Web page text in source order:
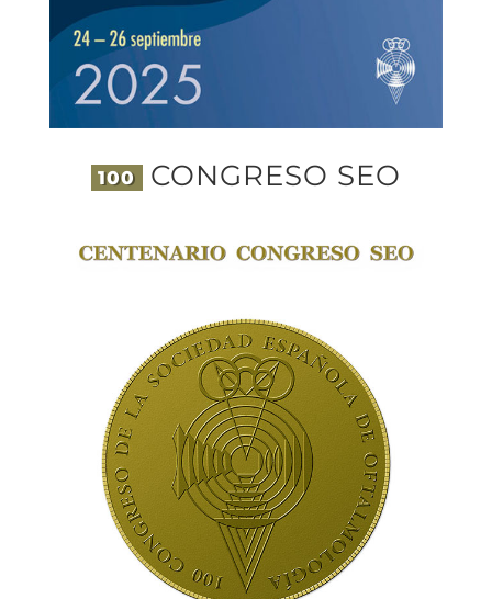
100 CONGRESO SEO